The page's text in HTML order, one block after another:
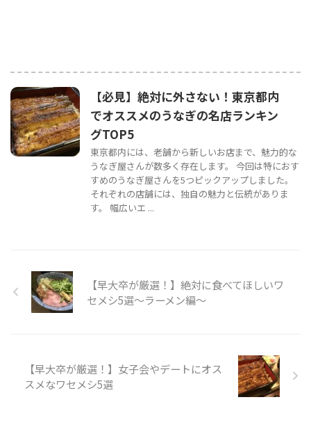
【必見】絶対に外さない！東京都内
でオススメのうなぎの名店ランキン
グTOP5
東京都内には、老舗から新しいお店まで、魅力的な
うなぎ屋さんが数多く存在します。 今回は特におす
すめのうなぎ屋さんを5つピックアップしました。
それぞれの店舗には、独自の魅力と伝統がありま
す。 幅広いエ ...
【早大卒が厳選！】絶対に食べてほしいワ
セメシ5選〜ラーメン編〜
【早大卒が厳選！】女子会やデートにオス
スメなワセメシ5選